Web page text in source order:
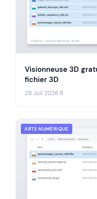
Visionneuse 3D
fichier 3D
29 Juil 2026·8
ARTS NUMÉRIQUE